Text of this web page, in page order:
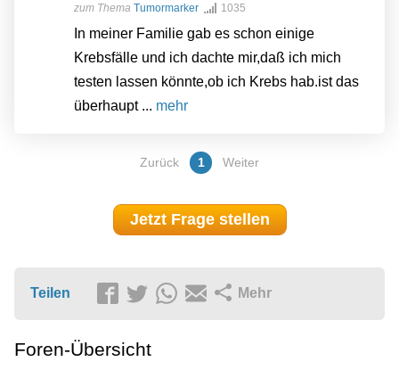
zum Thema Tumormarker 1035
In meiner Familie gab es schon einige
Krebsfälle und ich dachte mir,daß ich mich
testen lassen könnte,ob ich Krebs hab.ist das
überhaupt ... mehr
Zurück 1 Weiter
Jetzt Frage stellen
Teilen Mehr
Foren-Übersicht